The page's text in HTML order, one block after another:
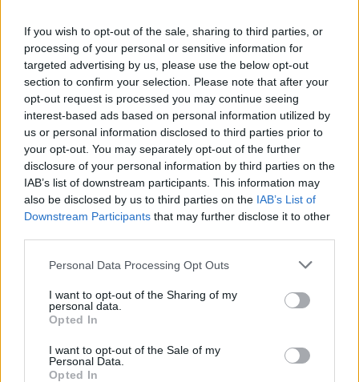
If you wish to opt-out of the sale, sharing to third parties, or
processing of your personal or sensitive information for
targeted advertising by us, please use the below opt-out
section to confirm your selection. Please note that after your
opt-out request is processed you may continue seeing
interest-based ads based on personal information utilized by
us or personal information disclosed to third parties prior to
your opt-out. You may separately opt-out of the further
disclosure of your personal information by third parties on the
IAB’s list of downstream participants. This information may
also be disclosed by us to third parties on the IAB’s List of
Downstream Participants that may further disclose it to other
Personal Data Processing Opt Outs
I want to opt-out of the Sharing of my
personal data.
Opted In
I want to opt-out of the Sale of my
Personal Data.
Opted In
ÖT Permanens Vakáció
Permanens Vakáció
NEFELEJCS GERGŐ 43
Budapest bulinegyednek látszik, de
valójában kocsmasivatag – a Margit-
negyed-balhéról
vérmérsékletéhez illő helyi, kerületi
vendéglátás is. Budapesten a helyzet viszont
láthatóan átlendült a végletes koncentráció
inkább a nagy láncok és vendéglátóipari
nagyvállalatok uralják az éjszakát.